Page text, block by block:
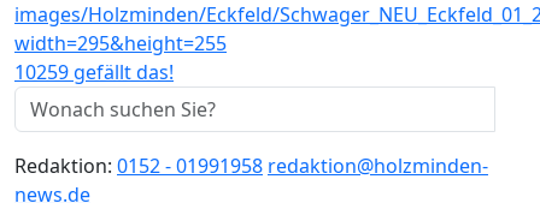
10259 gefällt das!
Redaktion: 0152 - 01991958 redaktion@holzminden-
news.de